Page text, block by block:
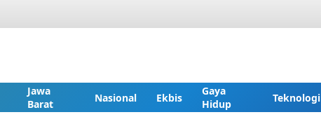
Jawa
Barat
Nasional Ekbis
Gaya
Hidup
Teknologi